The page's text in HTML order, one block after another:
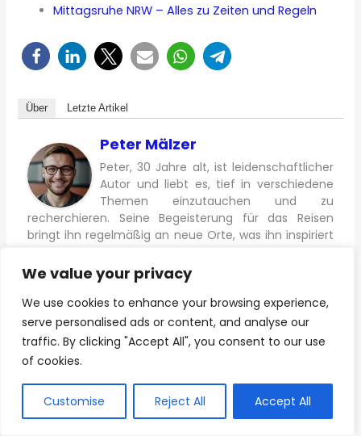
We value your privacy
We use cookies to enhance your browsing experience,
serve personalised ads or content, and analyse our
traffic. By clicking "Accept All", you consent to our use
of cookies.
Customise Reject All Accept All
Mittagsruhe NRW – Alles zu Zeiten und Regeln
Über Letzte Artikel
Peter Mälzer
Peter, 30 Jahre alt, ist leidenschaftlicher
Autor und liebt es, tief in verschiedene
Themen einzutauchen und zu
recherchieren. Seine Begeisterung für das Reisen
bringt ihn regelmäßig an neue Orte, was ihn inspiriert
Zurück Weiter